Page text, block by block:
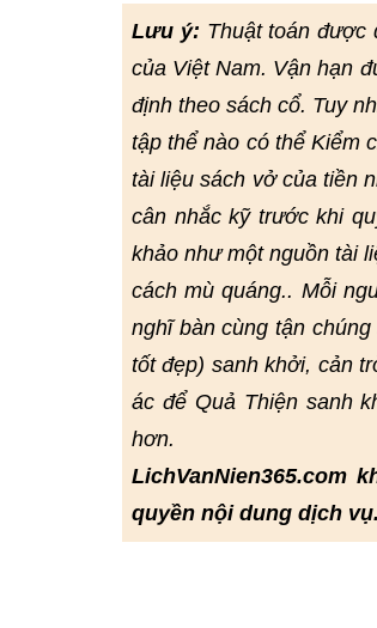
Lưu ý: Thuật toán được
của Việt Nam. Vận hạn
định theo sách cổ. Tuy
tập thể nào có thể Kiểm
tài liệu sách vở của tiền
cân nhắc kỹ trước khi
khảo như một nguồn tài
cách mù quáng.. Mỗi
nghĩ bàn cùng tận
tốt đẹp) sanh khởi, cản
ác để Quả Thiện sanh
hơn.
LichVanNien365.com
quyền nội dung dịch vụ.